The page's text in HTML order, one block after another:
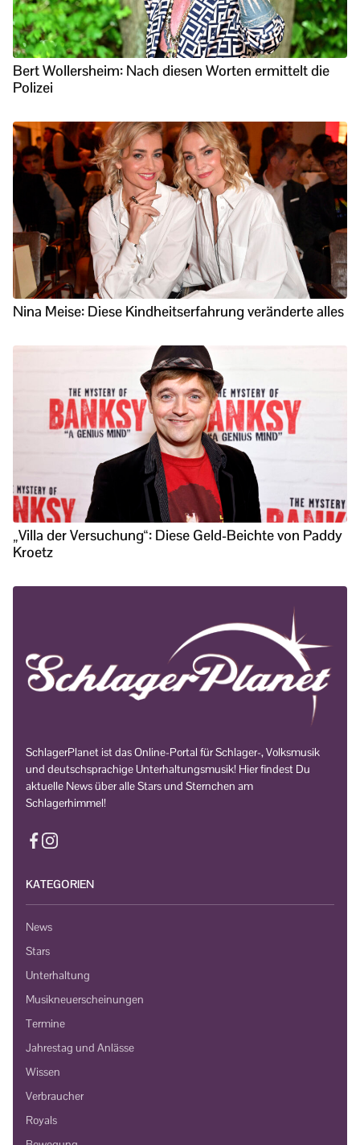
Bert Wollersheim: Nach diesen Worten ermittelt die
Polizei
Nina Meise: Diese Kindheitserfahrung veränderte alles
„Villa der Versuchung“: Diese Geld-Beichte von Paddy
Kroetz
SchlagerPlanet ist das Online-Portal für Schlager-, Volksmusik
und deutschsprachige Unterhaltungsmusik! Hier findest Du
aktuelle News über alle Stars und Sternchen am
Schlagerhimmel!
KATEGORIEN
News
Stars
Unterhaltung
Musikneuerscheinungen
Termine
Jahrestag und Anlässe
Wissen
Verbraucher
Royals